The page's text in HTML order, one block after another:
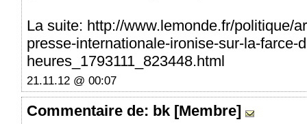
La suite: http://www.lemonde.fr/politique/
presse-internationale-ironise-sur-la-farce-
heures_1793111_823448.html
21.11.12 @ 00:07
Commentaire de: bk [Membre]